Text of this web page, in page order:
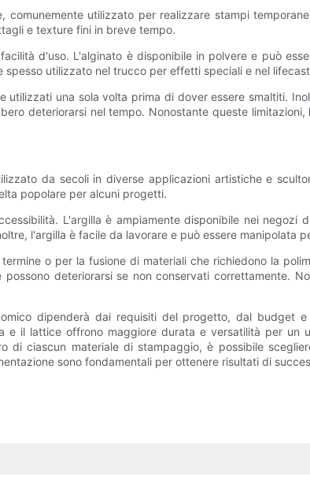
comunemente utilizzato per realizzare stampi
e texture fini in breve tempo.
d'uso. L'alginato è disponibile in polvere e può
utilizzato nel trucco per effetti speciali e nel
utilizzati una sola volta prima di dover essere smaltiti.
deteriorarsi nel tempo. Nonostante queste
da secoli in diverse applicazioni artistiche e
popolare per alcuni progetti.
L'argilla è ampiamente disponibile nei
l'argilla è facile da lavorare e può essere manipolata
o per la fusione di materiali che richiedono la
deteriorarsi se non conservati correttamente.
dipenderà dai requisiti del progetto, dal budget
e il lattice offrono maggiore durata e versatilità per un
di ciascun materiale di stampaggio, è possibile
sono fondamentali per ottenere risultati di